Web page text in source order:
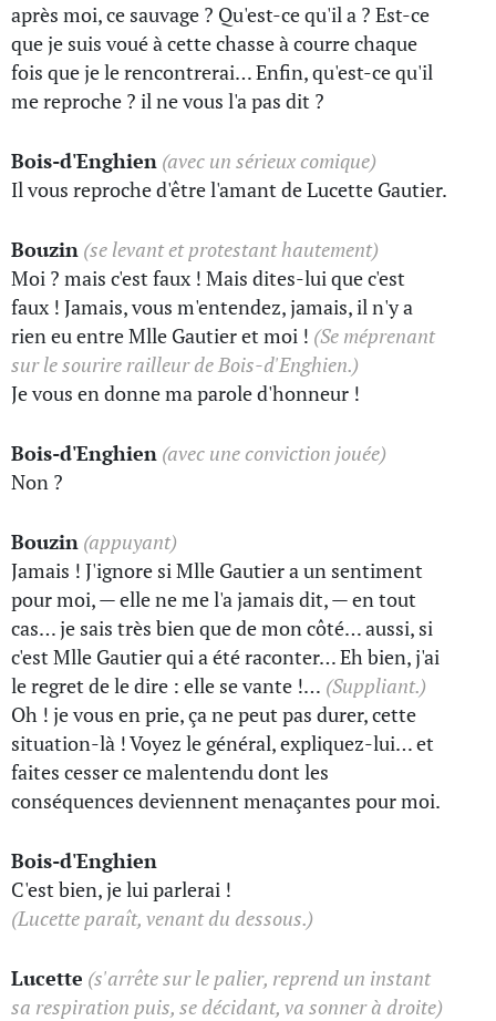
après moi, ce sauvage ? Qu'est-ce qu'il a ? Est-ce
que je suis voué à cette chasse à courre chaque
fois que je le rencontrerai… Enfin, qu'est-ce qu'il
me reproche ? il ne vous l'a pas dit ?
Bois-d'Enghien (avec un sérieux comique)
Il vous reproche d'être l'amant de Lucette Gautier.
Bouzin (se levant et protestant hautement)
Moi ? mais c'est faux ! Mais dites-lui que c'est
faux ! Jamais, vous m'entendez, jamais, il n'y a
rien eu entre Mlle Gautier et moi ! (Se méprenant
sur le sourire railleur de Bois-d'Enghien.)
Je vous en donne ma parole d'honneur !
Bois-d'Enghien (avec une conviction jouée)
Non ?
Bouzin (appuyant)
Jamais ! J'ignore si Mlle Gautier a un sentiment
pour moi, — elle ne me l'a jamais dit, — en tout
cas… je sais très bien que de mon côté… aussi, si
c'est Mlle Gautier qui a été raconter… Eh bien, j'ai
le regret de le dire : elle se vante !… (Suppliant.)
Oh ! je vous en prie, ça ne peut pas durer, cette
situation-là ! Voyez le général, expliquez-lui… et
faites cesser ce malentendu dont les
conséquences deviennent menaçantes pour moi.
Bois-d'Enghien
C'est bien, je lui parlerai !
(Lucette paraît, venant du dessous.)
Lucette (s'arrête sur le palier, reprend un instant
sa respiration puis, se décidant, va sonner à droite)